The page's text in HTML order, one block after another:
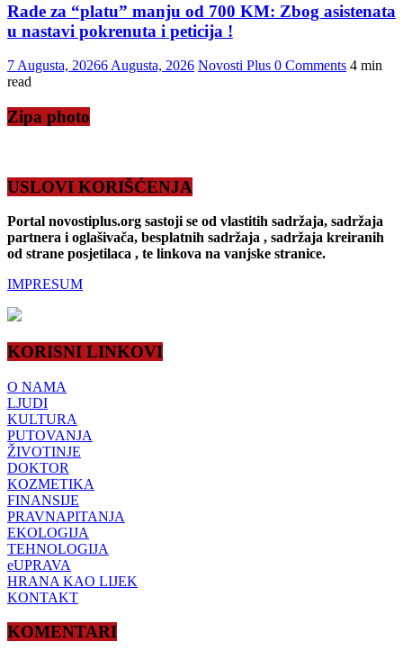
Rade za “platu” manju od 700 KM: Zbog asistenata
u nastavi pokrenuta i peticija !
7 Augusta, 20266 Augusta, 2026 Novosti Plus 0 Comments 4 min
read
Zipa photo
USLOVI KORIŠĆENJA
Portal novostiplus.org sastoji se od vlastitih sadržaja, sadržaja
partnera i oglašivača, besplatnih sadržaja , sadržaja kreiranih
od strane posjetilaca , te linkova na vanjske stranice.
IMPRESUM
KORISNI LINKOVI
O NAMA
LJUDI
KULTURA
PUTOVANJA
ŽIVOTINJE
DOKTOR
KOZMETIKA
FINANSIJE
PRAVNAPITANJA
EKOLOGIJA
TEHNOLOGIJA
eUPRAVA
HRANA KAO LIJEK
KONTAKT
KOMENTARI